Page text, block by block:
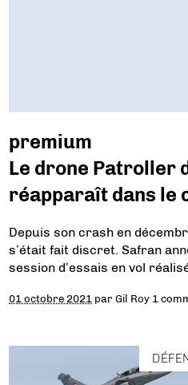
premium
Le drone Patroller
réapparaît dans le
Depuis son crash en
s’était fait discret. Safran
session d’essais en vol
01 octobre 2021 parGil Roy 1